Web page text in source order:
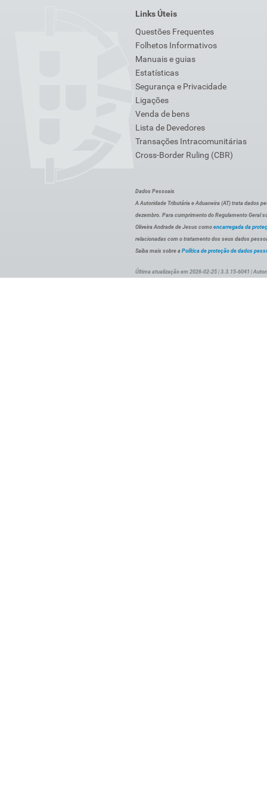
Links Úteis
Questões Frequentes
Folhetos Informativos
Manuais e guias
Estatísticas
Segurança e Privacidade
Ligações
Venda de bens
Lista de Devedores
Transações Intracomunitárias
Cross-Border Ruling (CBR)
Dados Pessoais
A Autoridade Tributária e Aduaneira (AT) trata dados
dezembro. Para cumprimento do Regulamento Geral
Oliveira Andrade de Jesus como encarregada da
relacionadas com o tratamento dos seus dados
Saiba mais sobre a Política de proteção de dados
Última atualização em 2026-02-25 | 3.3.15-6041 |